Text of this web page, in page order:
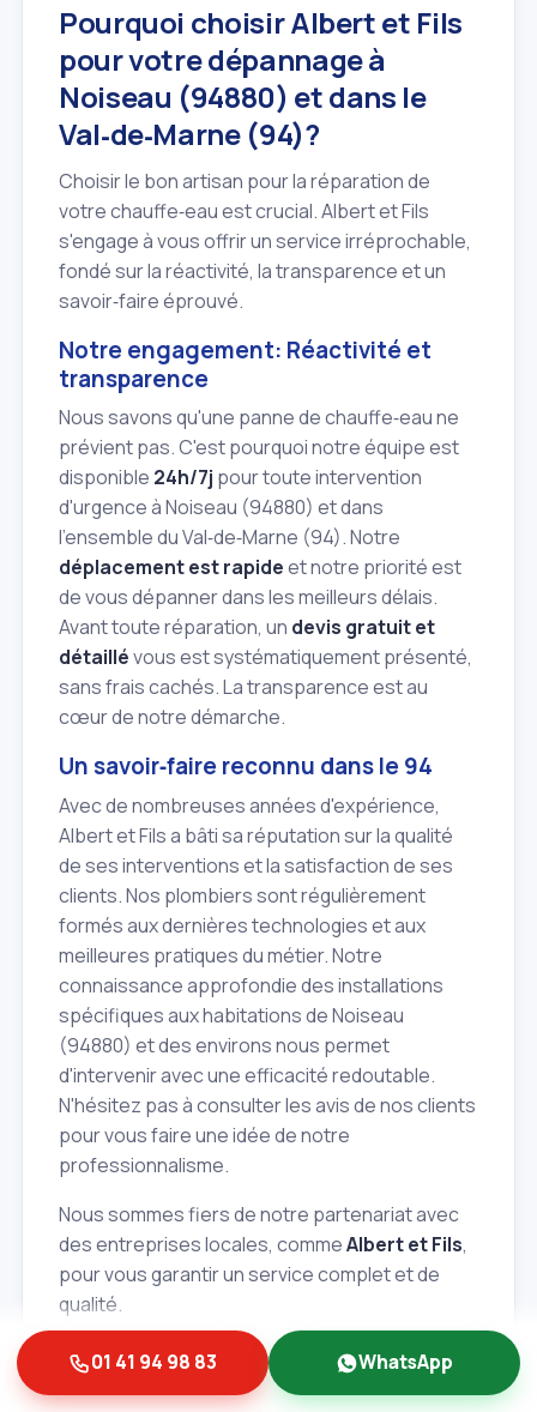
Pourquoi choisir Albert et Fils
pour votre dépannage à
Noiseau (94880) et dans le
Val‑de‑Marne (94)?
Choisir le bon artisan pour la réparation de
votre chauffe‑eau est crucial. Albert et Fils
s'engage à vous offrir un service irréprochable,
fondé sur la réactivité, la transparence et un
savoir‑faire éprouvé.
Notre engagement: Réactivité et
transparence
Nous savons qu'une panne de chauffe‑eau ne
prévient pas. C'est pourquoi notre équipe est
disponible 24h/7j pour toute intervention
d'urgence à Noiseau (94880) et dans
l'ensemble du Val‑de‑Marne (94). Notre
déplacement est rapideet notre priorité est
de vous dépanner dans les meilleurs délais.
Avant toute réparation, un devis gratuit et
détaillévous est systématiquement présenté,
sans frais cachés. La transparence est au
cœur de notre démarche.
Un savoir‑faire reconnu dans le 94
Avec de nombreuses années d'expérience,
Albert et Fils a bâti sa réputation sur la qualité
de ses interventions et la satisfaction de ses
clients. Nos plombiers sont régulièrement
formés aux dernières technologies et aux
meilleures pratiques du métier. Notre
connaissance approfondie des installations
spécifiques aux habitations de Noiseau
(94880) et des environs nous permet
d'intervenir avec une efficacité redoutable.
N'hésitez pas à consulter les avis de nos clients
pour vous faire une idée de notre
professionnalisme.
Nous sommes fiers de notre partenariat avec
des entreprises locales, commeAlbert et Fils,
pour vous garantir un service complet et de
qualité.
Top 5 des raisons de nous faire confiance pour
la réparation de votre chauffe‑eau:
01 41 94 98 83 WhatsApp